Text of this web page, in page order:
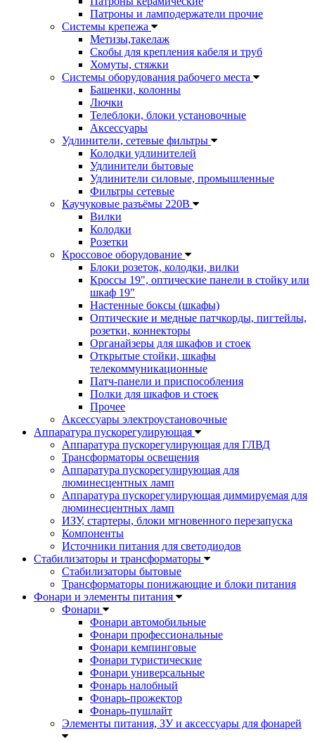
Патроны и ламподержатели прочие
Системы крепежа
Метизы,такелаж
Скобы для крепления кабеля и труб
Хомуты, стяжки
Системы оборудования рабочего места
Башенки, колонны
Лючки
Телеблоки, блоки установочные
Аксессуары
Удлинители, сетевые фильтры
Колодки удлинителей
Удлинители бытовые
Удлинители силовые, промышленные
Фильтры сетевые
Каучуковые разъёмы 220В
Вилки
Колодки
Розетки
Кроссовое оборудование
Блоки розеток, колодки, вилки
Кроссы 19", оптические панели в стойку или
шкаф 19"
Настенные боксы (шкафы)
Оптические и медные патчкорды, пигтейлы,
розетки, коннекторы
Органайзеры для шкафов и стоек
Открытые стойки, шкафы
телекоммуникационные
Патч-панели и приспособления
Полки для шкафов и стоек
Прочее
Аксессуары электроустановочные
Аппаратура пускорегулирующая
Аппаратура пускорегулирующая для ГЛВД
Трансформаторы освещения
Аппаратура пускорегулирующая для
люминесцентных ламп
Аппаратура пускорегулирующая диммируемая для
люминесцентных ламп
ИЗУ, стартеры, блоки мгновенного перезапуска
Компоненты
Источники питания для светодиодов
Стабилизаторы и трансформаторы
Стабилизаторы бытовые
Трансформаторы понижающие и блоки питания
Фонари и элементы питания
Фонари
Фонари автомобильные
Фонари профессиональные
Фонари кемпинговые
Фонари туристические
Фонари универсальные
Фонарь налобный
Фонарь-прожектор
Фонарь-пушлайт
Элементы питания, ЗУ и аксессуары для фонарей